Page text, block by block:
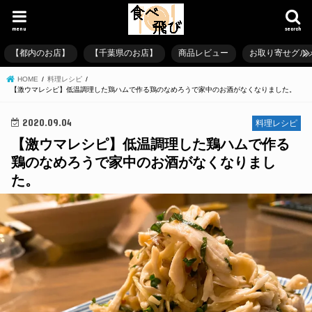
search
menu
【都内のお店】 【千葉県のお店】 商品レビュー お取り寄せグル
HOME
料理レシピ
【激ウマレシピ】低温調理した鶏ハムで作る鶏のなめろうで家中のお酒がなくなりました。
料理レシピ
2020.09.04
【激ウマレシピ】低温調理した鶏ハムで作る
鶏のなめろうで家中のお酒がなくなりまし
た。